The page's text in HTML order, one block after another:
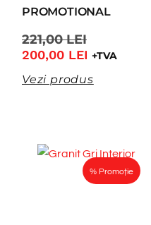
PROMOTIONAL
221,00LEI
200,00 LEI +TVA
Vezi produs
% Promoție